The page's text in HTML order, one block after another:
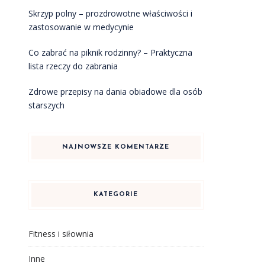
Skrzyp polny – prozdrowotne właściwości i
zastosowanie w medycynie
Co zabrać na piknik rodzinny? – Praktyczna
lista rzeczy do zabrania
Zdrowe przepisy na dania obiadowe dla osób
starszych
NAJNOWSZE KOMENTARZE
KATEGORIE
Fitness i siłownia
Inne